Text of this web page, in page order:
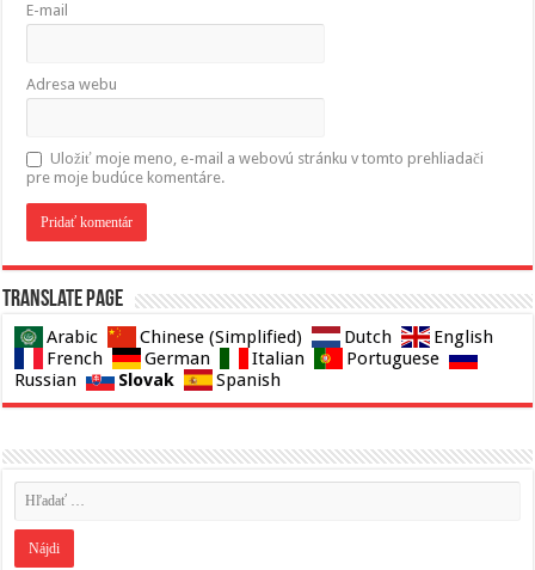
E-mail
Adresa webu
Uložiť moje meno, e-mail a webovú stránku v tomto prehliadači
pre moje budúce komentáre.
Translate page
Arabic Chinese (Simplified) Dutch
English
French
German Italian
Portuguese
Russian
Slovak Spanish